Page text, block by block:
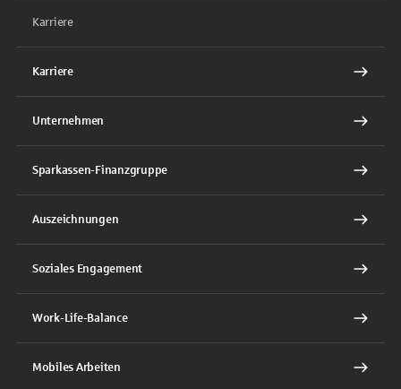
Karriere
Karriere
Unternehmen
Sparkassen-Finanzgruppe
Auszeichnungen
Soziales Engagement
Work-Life-Balance
Mobiles Arbeiten